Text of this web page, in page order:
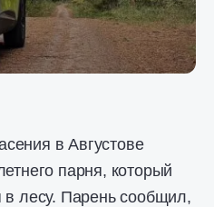
в Августове
парня, который
в лесу. Парень сообщил,